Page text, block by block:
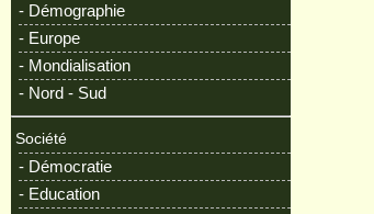
- Démographie
- Europe
- Mondialisation
- Nord - Sud
Société
- Démocratie
- Education